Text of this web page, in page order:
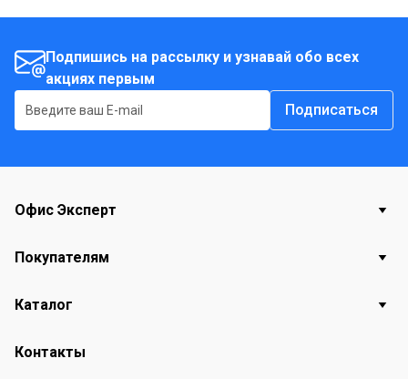
Подпишись на рассылку и узнавай обо всех
акциях первым
Подписаться
Офис Эксперт
Покупателям
Каталог
Контакты